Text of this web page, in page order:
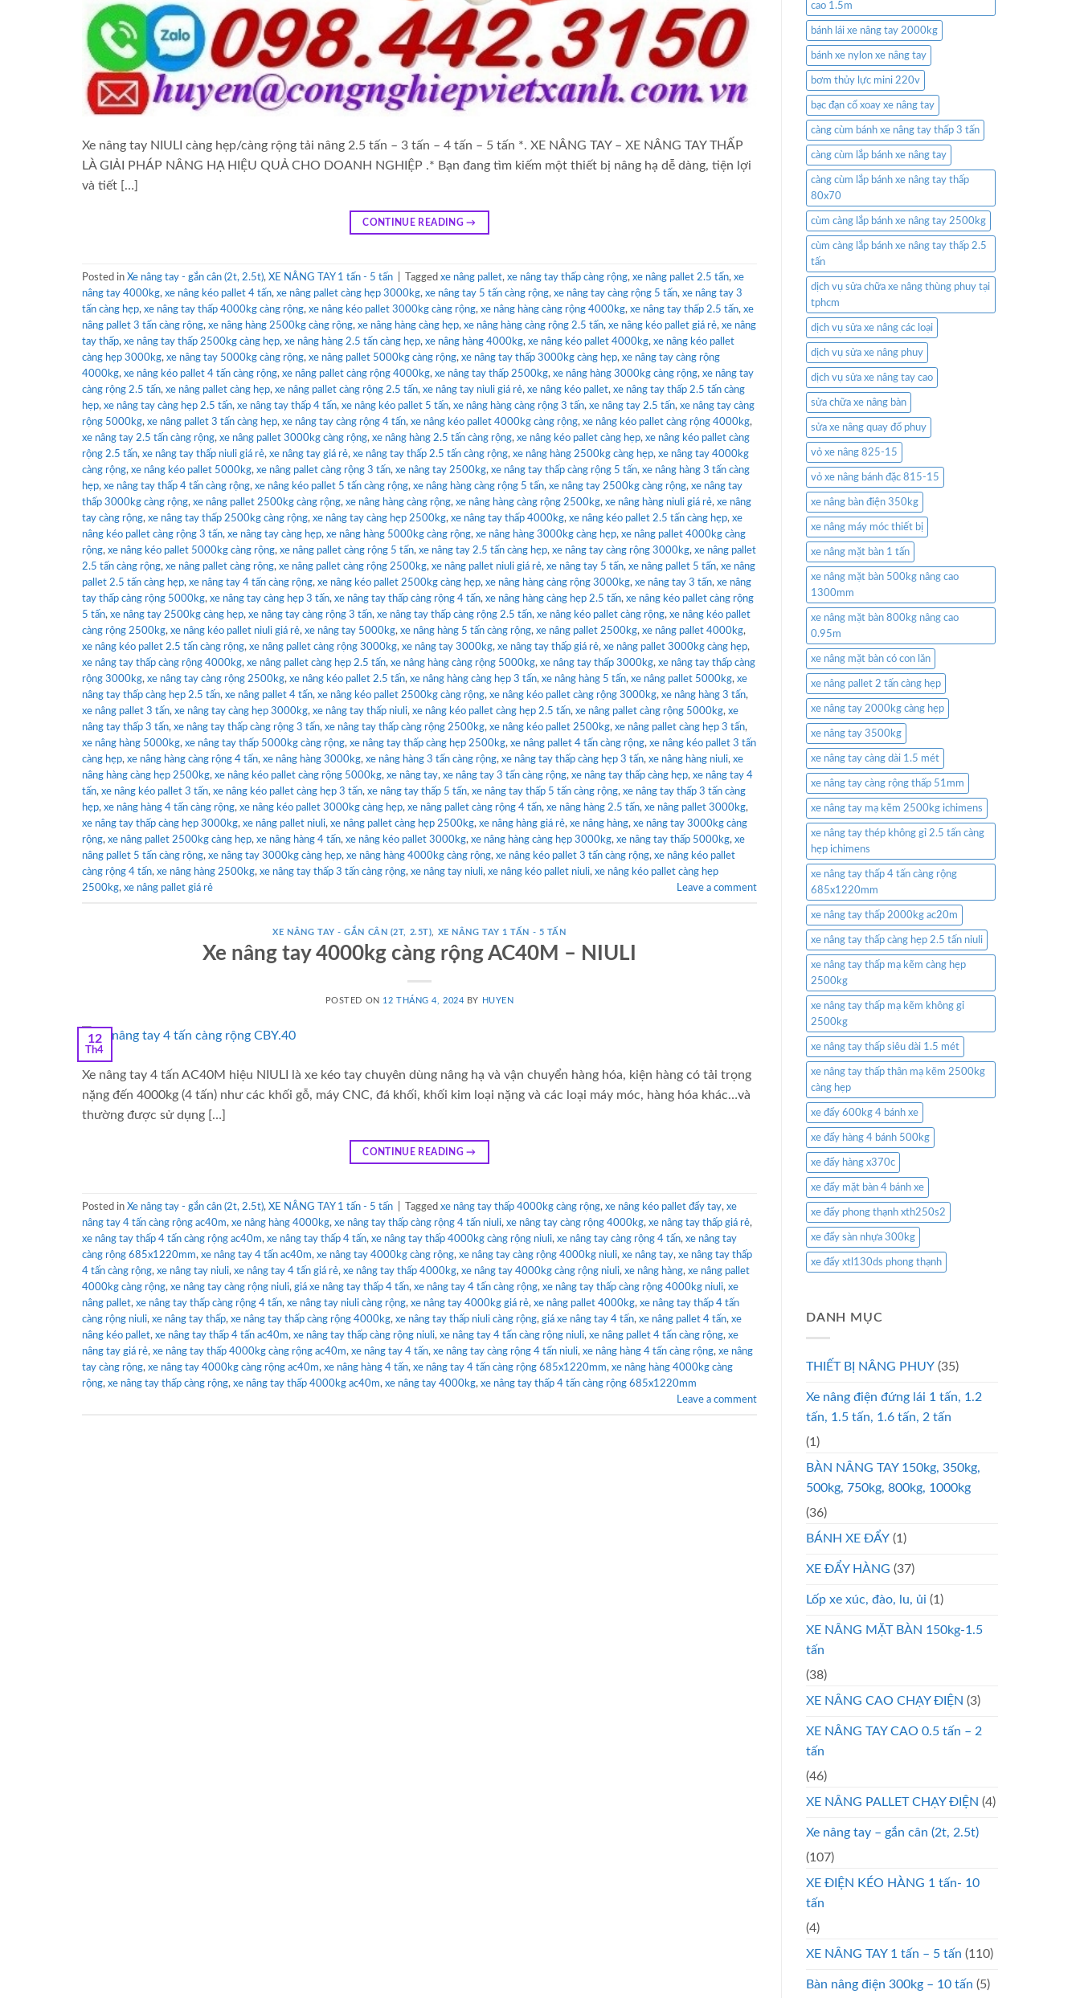
Xe nâng tay NIULI càng hẹp/càng rộng tải nâng 2.5 tấn – 3 tấn – 4 tấn – 5 tấn *. XE NÂNG TAY – XE NÂNG TAY THẤP
LÀ GIẢI PHÁP NÂNG HẠ HIỆU QUẢ CHO DOANH NGHIỆP .* Bạn đang tìm kiếm một thiết bị nâng hạ dễ dàng, tiện lợi
và tiết […]
CONTINUE READING→
Posted in Xe nâng tay - gắn cân (2t, 2.5t), XE NÂNG TAY 1 tấn - 5 tấn Tagged xe nâng pallet, xe nâng tay thấp càng rộng, xe nâng pallet 2.5 tấn, xe
nâng tay 4000kg, xe nâng kéo pallet 4 tấn, xe nâng pallet càng hẹp 3000kg, xe nâng tay 5 tấn càng rộng, xe nâng tay càng rộng 5 tấn, xe nâng tay 3
tấn càng hẹp, xe nâng tay thấp 4000kg càng rộng, xe nâng kéo pallet 3000kg càng rộng, xe nâng hàng càng rộng 4000kg, xe nâng tay thấp 2.5 tấn, xe
nâng pallet 3 tấn càng rộng, xe nâng hàng 2500kg càng rộng, xe nâng hàng càng hẹp, xe nâng hàng càng rộng 2.5 tấn, xe nâng kéo pallet giá rẻ, xe nâng
tay thấp, xe nâng tay thấp 2500kg càng hẹp, xe nâng hàng 2.5 tấn càng hẹp, xe nâng hàng 4000kg, xe nâng kéo pallet 4000kg, xe nâng kéo pallet
càng hẹp 3000kg, xe nâng tay 5000kg càng rộng, xe nâng pallet 5000kg càng rộng, xe nâng tay thấp 3000kg càng hẹp, xe nâng tay càng rộng
4000kg, xe nâng kéo pallet 4 tấn càng rộng, xe nâng pallet càng rộng 4000kg, xe nâng tay thấp 2500kg, xe nâng hàng 3000kg càng rộng, xe nâng tay
càng rộng 2.5 tấn, xe nâng pallet càng hẹp, xe nâng pallet càng rộng 2.5 tấn, xe nâng tay niuli giá rẻ, xe nâng kéo pallet, xe nâng tay thấp 2.5 tấn càng
hẹp, xe nâng tay càng hẹp 2.5 tấn, xe nâng tay thấp 4 tấn, xe nâng kéo pallet 5 tấn, xe nâng hàng càng rộng 3 tấn, xe nâng tay 2.5 tấn, xe nâng tay càng
rộng 5000kg, xe nâng pallet 3 tấn càng hẹp, xe nâng tay càng rộng 4 tấn, xe nâng kéo pallet 4000kg càng rộng, xe nâng kéo pallet càng rộng 4000kg,
xe nâng tay 2.5 tấn càng rộng, xe nâng pallet 3000kg càng rộng, xe nâng hàng 2.5 tấn càng rộng, xe nâng kéo pallet càng hẹp, xe nâng kéo pallet càng
rộng 2.5 tấn, xe nâng tay thấp niuli giá rẻ, xe nâng tay giá rẻ, xe nâng tay thấp 2.5 tấn càng rộng, xe nâng hàng 2500kg càng hẹp, xe nâng tay 4000kg
càng rộng, xe nâng kéo pallet 5000kg, xe nâng pallet càng rộng 3 tấn, xe nâng tay 2500kg, xe nâng tay thấp càng rộng 5 tấn, xe nâng hàng 3 tấn càng
hẹp, xe nâng tay thấp 4 tấn càng rộng, xe nâng kéo pallet 5 tấn càng rộng, xe nâng hàng càng rộng 5 tấn, xe nâng tay 2500kg càng rộng, xe nâng tay
thấp 3000kg càng rộng, xe nâng pallet 2500kg càng rộng, xe nâng hàng càng rộng, xe nâng hàng càng rộng 2500kg, xe nâng hàng niuli giá rẻ, xe nâng
tay càng rộng, xe nâng tay thấp 2500kg càng rộng, xe nâng tay càng hẹp 2500kg, xe nâng tay thấp 4000kg, xe nâng kéo pallet 2.5 tấn càng hẹp, xe
nâng kéo pallet càng rộng 3 tấn, xe nâng tay càng hẹp, xe nâng hàng 5000kg càng rộng, xe nâng hàng 3000kg càng hẹp, xe nâng pallet 4000kg càng
rộng, xe nâng kéo pallet 5000kg càng rộng, xe nâng pallet càng rộng 5 tấn, xe nâng tay 2.5 tấn càng hẹp, xe nâng tay càng rộng 3000kg, xe nâng pallet
2.5 tấn càng rộng, xe nâng pallet càng rộng, xe nâng pallet càng rộng 2500kg, xe nâng pallet niuli giá rẻ, xe nâng tay 5 tấn, xe nâng pallet 5 tấn, xe nâng
pallet 2.5 tấn càng hẹp, xe nâng tay 4 tấn càng rộng, xe nâng kéo pallet 2500kg càng hẹp, xe nâng hàng càng rộng 3000kg, xe nâng tay 3 tấn, xe nâng
tay thấp càng rộng 5000kg, xe nâng tay càng hẹp 3 tấn, xe nâng tay thấp càng rộng 4 tấn, xe nâng hàng càng hẹp 2.5 tấn, xe nâng kéo pallet càng rộng
5 tấn, xe nâng tay 2500kg càng hẹp, xe nâng tay càng rộng 3 tấn, xe nâng tay thấp càng rộng 2.5 tấn, xe nâng kéo pallet càng rộng, xe nâng kéo pallet
càng rộng 2500kg, xe nâng kéo pallet niuli giá rẻ, xe nâng tay 5000kg, xe nâng hàng 5 tấn càng rộng, xe nâng pallet 2500kg, xe nâng pallet 4000kg,
xe nâng kéo pallet 2.5 tấn càng rộng, xe nâng pallet càng rộng 3000kg, xe nâng tay 3000kg, xe nâng tay thấp giá rẻ, xe nâng pallet 3000kg càng hẹp,
xe nâng tay thấp càng rộng 4000kg, xe nâng pallet càng hẹp 2.5 tấn, xe nâng hàng càng rộng 5000kg, xe nâng tay thấp 3000kg, xe nâng tay thấp càng
rộng 3000kg, xe nâng tay càng rộng 2500kg, xe nâng kéo pallet 2.5 tấn, xe nâng hàng càng hẹp 3 tấn, xe nâng hàng 5 tấn, xe nâng pallet 5000kg, xe
nâng tay thấp càng hẹp 2.5 tấn, xe nâng pallet 4 tấn, xe nâng kéo pallet 2500kg càng rộng, xe nâng kéo pallet càng rộng 3000kg, xe nâng hàng 3 tấn,
xe nâng pallet 3 tấn, xe nâng tay càng hẹp 3000kg, xe nâng tay thấp niuli, xe nâng kéo pallet càng hẹp 2.5 tấn, xe nâng pallet càng rộng 5000kg, xe
nâng tay thấp 3 tấn, xe nâng tay thấp càng rộng 3 tấn, xe nâng tay thấp càng rộng 2500kg, xe nâng kéo pallet 2500kg, xe nâng pallet càng hẹp 3 tấn,
xe nâng hàng 5000kg, xe nâng tay thấp 5000kg càng rộng, xe nâng tay thấp càng hẹp 2500kg, xe nâng pallet 4 tấn càng rộng, xe nâng kéo pallet 3 tấn
càng hẹp, xe nâng hàng càng rộng 4 tấn, xe nâng hàng 3000kg, xe nâng hàng 3 tấn càng rộng, xe nâng tay thấp càng hẹp 3 tấn, xe nâng hàng niuli, xe
nâng hàng càng hẹp 2500kg, xe nâng kéo pallet càng rộng 5000kg, xe nâng tay, xe nâng tay 3 tấn càng rộng, xe nâng tay thấp càng hẹp, xe nâng tay 4
tấn, xe nâng kéo pallet 3 tấn, xe nâng kéo pallet càng hẹp 3 tấn, xe nâng tay thấp 5 tấn, xe nâng tay thấp 5 tấn càng rộng, xe nâng tay thấp 3 tấn càng
hẹp, xe nâng hàng 4 tấn càng rộng, xe nâng kéo pallet 3000kg càng hẹp, xe nâng pallet càng rộng 4 tấn, xe nâng hàng 2.5 tấn, xe nâng pallet 3000kg,
xe nâng tay thấp càng hẹp 3000kg, xe nâng pallet niuli, xe nâng pallet càng hẹp 2500kg, xe nâng hàng giá rẻ, xe nâng hàng, xe nâng tay 3000kg càng
rộng, xe nâng pallet 2500kg càng hẹp, xe nâng hàng 4 tấn, xe nâng kéo pallet 3000kg, xe nâng hàng càng hẹp 3000kg, xe nâng tay thấp 5000kg, xe
nâng pallet 5 tấn càng rộng, xe nâng tay 3000kg càng hẹp, xe nâng hàng 4000kg càng rộng, xe nâng kéo pallet 3 tấn càng rộng, xe nâng kéo pallet
càng rộng 4 tấn, xe nâng hàng 2500kg, xe nâng tay thấp 3 tấn càng rộng, xe nâng tay niuli, xe nâng kéo pallet niuli, xe nâng kéo pallet càng hẹp
2500kg, xe nâng pallet giá rẻ Leave a comment
XE NÂNG TAY - GẮN CÂN (2T, 2.5T) XE NÂNG TAY 1 TẤN - 5 TẤN
Xe nâng tay 4000kg càng rộng AC40M – NIULI
POSTED ON 12 THÁNG 4, 2024 BY HUYEN
12
Th4
Xe nâng tay 4 tấn AC40M hiệu NIULI là xe kéo tay chuyên dùng nâng hạ và vận chuyển hàng hóa, kiện hàng có tải trọng
nặng đến 4000kg (4 tấn) như các khối gỗ, máy CNC, đá khối, khối kim loại nặng và các loại máy móc, hàng hóa khác…và
thường được sử dụng […]
CONTINUE READING→
Posted in Xe nâng tay - gắn cân (2t, 2.5t), XE NÂNG TAY 1 tấn - 5 tấn Tagged xe nâng tay thấp 4000kg càng rộng, xe nâng kéo pallet đẩy tay, xe
nâng tay 4 tấn càng rộng ac40m, xe nâng hàng 4000kg, xe nâng tay thấp càng rộng 4 tấn niuli, xe nâng tay càng rộng 4000kg, xe nâng tay thấp giá rẻ,
xe nâng tay thấp 4 tấn càng rộng ac40m, xe nâng tay thấp 4 tấn, xe nâng tay thấp 4000kg càng rộng niuli, xe nâng tay càng rộng 4 tấn, xe nâng tay
càng rộng 685x1220mm, xe nâng tay 4 tấn ac40m, xe nâng tay 4000kg càng rộng, xe nâng tay càng rộng 4000kg niuli, xe nâng tay, xe nâng tay thấp
4 tấn càng rộng, xe nâng tay niuli, xe nâng tay 4 tấn giá rẻ, xe nâng tay thấp 4000kg, xe nâng tay 4000kg càng rộng niuli, xe nâng hàng, xe nâng pallet
4000kg càng rộng, xe nâng tay càng rộng niuli, giá xe nâng tay thấp 4 tấn, xe nâng tay 4 tấn càng rộng, xe nâng tay thấp càng rộng 4000kg niuli, xe
nâng pallet, xe nâng tay thấp càng rộng 4 tấn, xe nâng tay niuli càng rộng, xe nâng tay 4000kg giá rẻ, xe nâng pallet 4000kg, xe nâng tay thấp 4 tấn
càng rộng niuli, xe nâng tay thấp, xe nâng tay thấp càng rộng 4000kg, xe nâng tay thấp niuli càng rộng, giá xe nâng tay 4 tấn, xe nâng pallet 4 tấn, xe
nâng kéo pallet, xe nâng tay thấp 4 tấn ac40m, xe nâng tay thấp càng rộng niuli, xe nâng tay 4 tấn càng rộng niuli, xe nâng pallet 4 tấn càng rộng, xe
nâng tay giá rẻ, xe nâng tay thấp 4000kg càng rộng ac40m, xe nâng tay 4 tấn, xe nâng tay càng rộng 4 tấn niuli, xe nâng hàng 4 tấn càng rộng, xe nâng
tay càng rộng, xe nâng tay 4000kg càng rộng ac40m, xe nâng hàng 4 tấn, xe nâng tay 4 tấn càng rộng 685x1220mm, xe nâng hàng 4000kg càng
rộng, xe nâng tay thấp càng rộng, xe nâng tay thấp 4000kg ac40m, xe nâng tay 4000kg, xe nâng tay thấp 4 tấn càng rộng 685x1220mm
Leave a comment
cao 1.5m
bánh lái xe nâng tay 2000kg
bánh xe nylon xe nâng tay
bơm thủy lực mini 220v
bạc đạn cổ xoay xe nâng tay
càng cùm bánh xe nâng tay thấp 3 tấn
càng cùm lắp bánh xe nâng tay
càng cùm lắp bánh xe nâng tay thấp
80x70
cùm càng lắp bánh xe nâng tay 2500kg
cùm càng lắp bánh xe nâng tay thấp 2.5
tấn
dịch vụ sửa chữa xe nâng thùng phuy tại
tphcm
dịch vụ sửa xe nâng các loại
dịch vụ sửa xe nâng phuy
dịch vụ sửa xe nâng tay cao
sửa chữa xe nâng bàn
sửa xe nâng quay đổ phuy
vỏ xe nâng 825-15
vỏ xe nâng bánh đặc 815-15
xe nâng bàn điện 350kg
xe nâng máy móc thiết bị
xe nâng mặt bàn 1 tấn
xe nâng mặt bàn 500kg nâng cao
1300mm
xe nâng mặt bàn 800kg nâng cao
0.95m
xe nâng mặt bàn có con lăn
xe nâng pallet 2 tấn càng hẹp
xe nâng tay 2000kg càng hẹp
xe nâng tay 3500kg
xe nâng tay càng dài 1.5 mét
xe nâng tay càng rộng thấp 51mm
xe nâng tay mạ kẽm 2500kg ichimens
xe nâng tay thép không gỉ 2.5 tấn càng
hẹp ichimens
xe nâng tay thấp 4 tấn càng rộng
685x1220mm
xe nâng tay thấp 2000kg ac20m
xe nâng tay thấp càng hẹp 2.5 tấn niuli
xe nâng tay thấp mạ kẽm càng hẹp
2500kg
xe nâng tay thấp mạ kẽm không gỉ
2500kg
xe nâng tay thấp siêu dài 1.5 mét
xe nâng tay thấp thân mạ kẽm 2500kg
càng hẹp
xe đẩy 600kg 4 bánh xe
xe đẩy hàng 4 bánh 500kg
xe đẩy hàng x370c
xe đẩy mặt bàn 4 bánh xe
xe đẩy phong thạnh xth250s2
xe đẩy sàn nhựa 300kg
xe đẩy xtl130ds phong thạnh
DANH MỤC
THIẾT BỊ NÂNG PHUY (35)
Xe nâng điện đứng lái 1 tấn, 1.2
tấn, 1.5 tấn, 1.6 tấn, 2 tấn
(1)
BÀN NÂNG TAY 150kg, 350kg,
500kg, 750kg, 800kg, 1000kg
(36)
BÁNH XE ĐẨY (1)
XE ĐẨY HÀNG (37)
Lốp xe xúc, đào, lu, ủi (1)
XE NÂNG MẶT BÀN 150kg-1.5
tấn
(38)
XE NÂNG CAO CHẠY ĐIỆN (3)
XE NÂNG TAY CAO 0.5 tấn – 2
tấn
(46)
XE NÂNG PALLET CHẠY ĐIỆN (4)
Xe nâng tay – gắn cân (2t, 2.5t)
(107)
XE ĐIỆN KÉO HÀNG 1 tấn- 10
tấn
(4)
XE NÂNG TAY 1 tấn – 5 tấn (110)
Bàn nâng điện 300kg – 10 tấn (5)